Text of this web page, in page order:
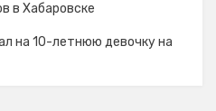
в Хабаровске
на 10-летнюю девочку на